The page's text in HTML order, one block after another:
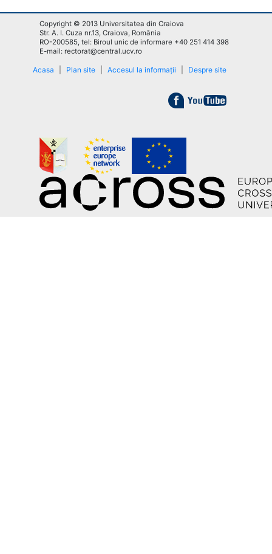
Copyright © 2013 Universitatea din Craiova
Str. A. I. Cuza nr.13, Craiova, România
RO-200585, tel: Biroul unic de informare +40 251 414 398
E-mail: rectorat@central.ucv.ro
Acasa Plan site Accesul la informații Despre site